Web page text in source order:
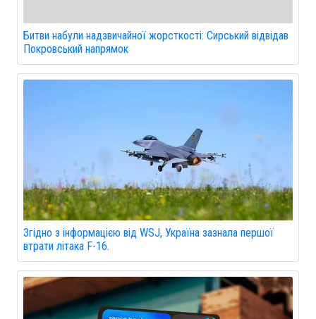
Битви набули надзвичайної жорсткості: Сирський відвідав
Покровський напрямок
Згідно з інформацією від WSJ, Україна зазнала першої
втрати літака F-16.